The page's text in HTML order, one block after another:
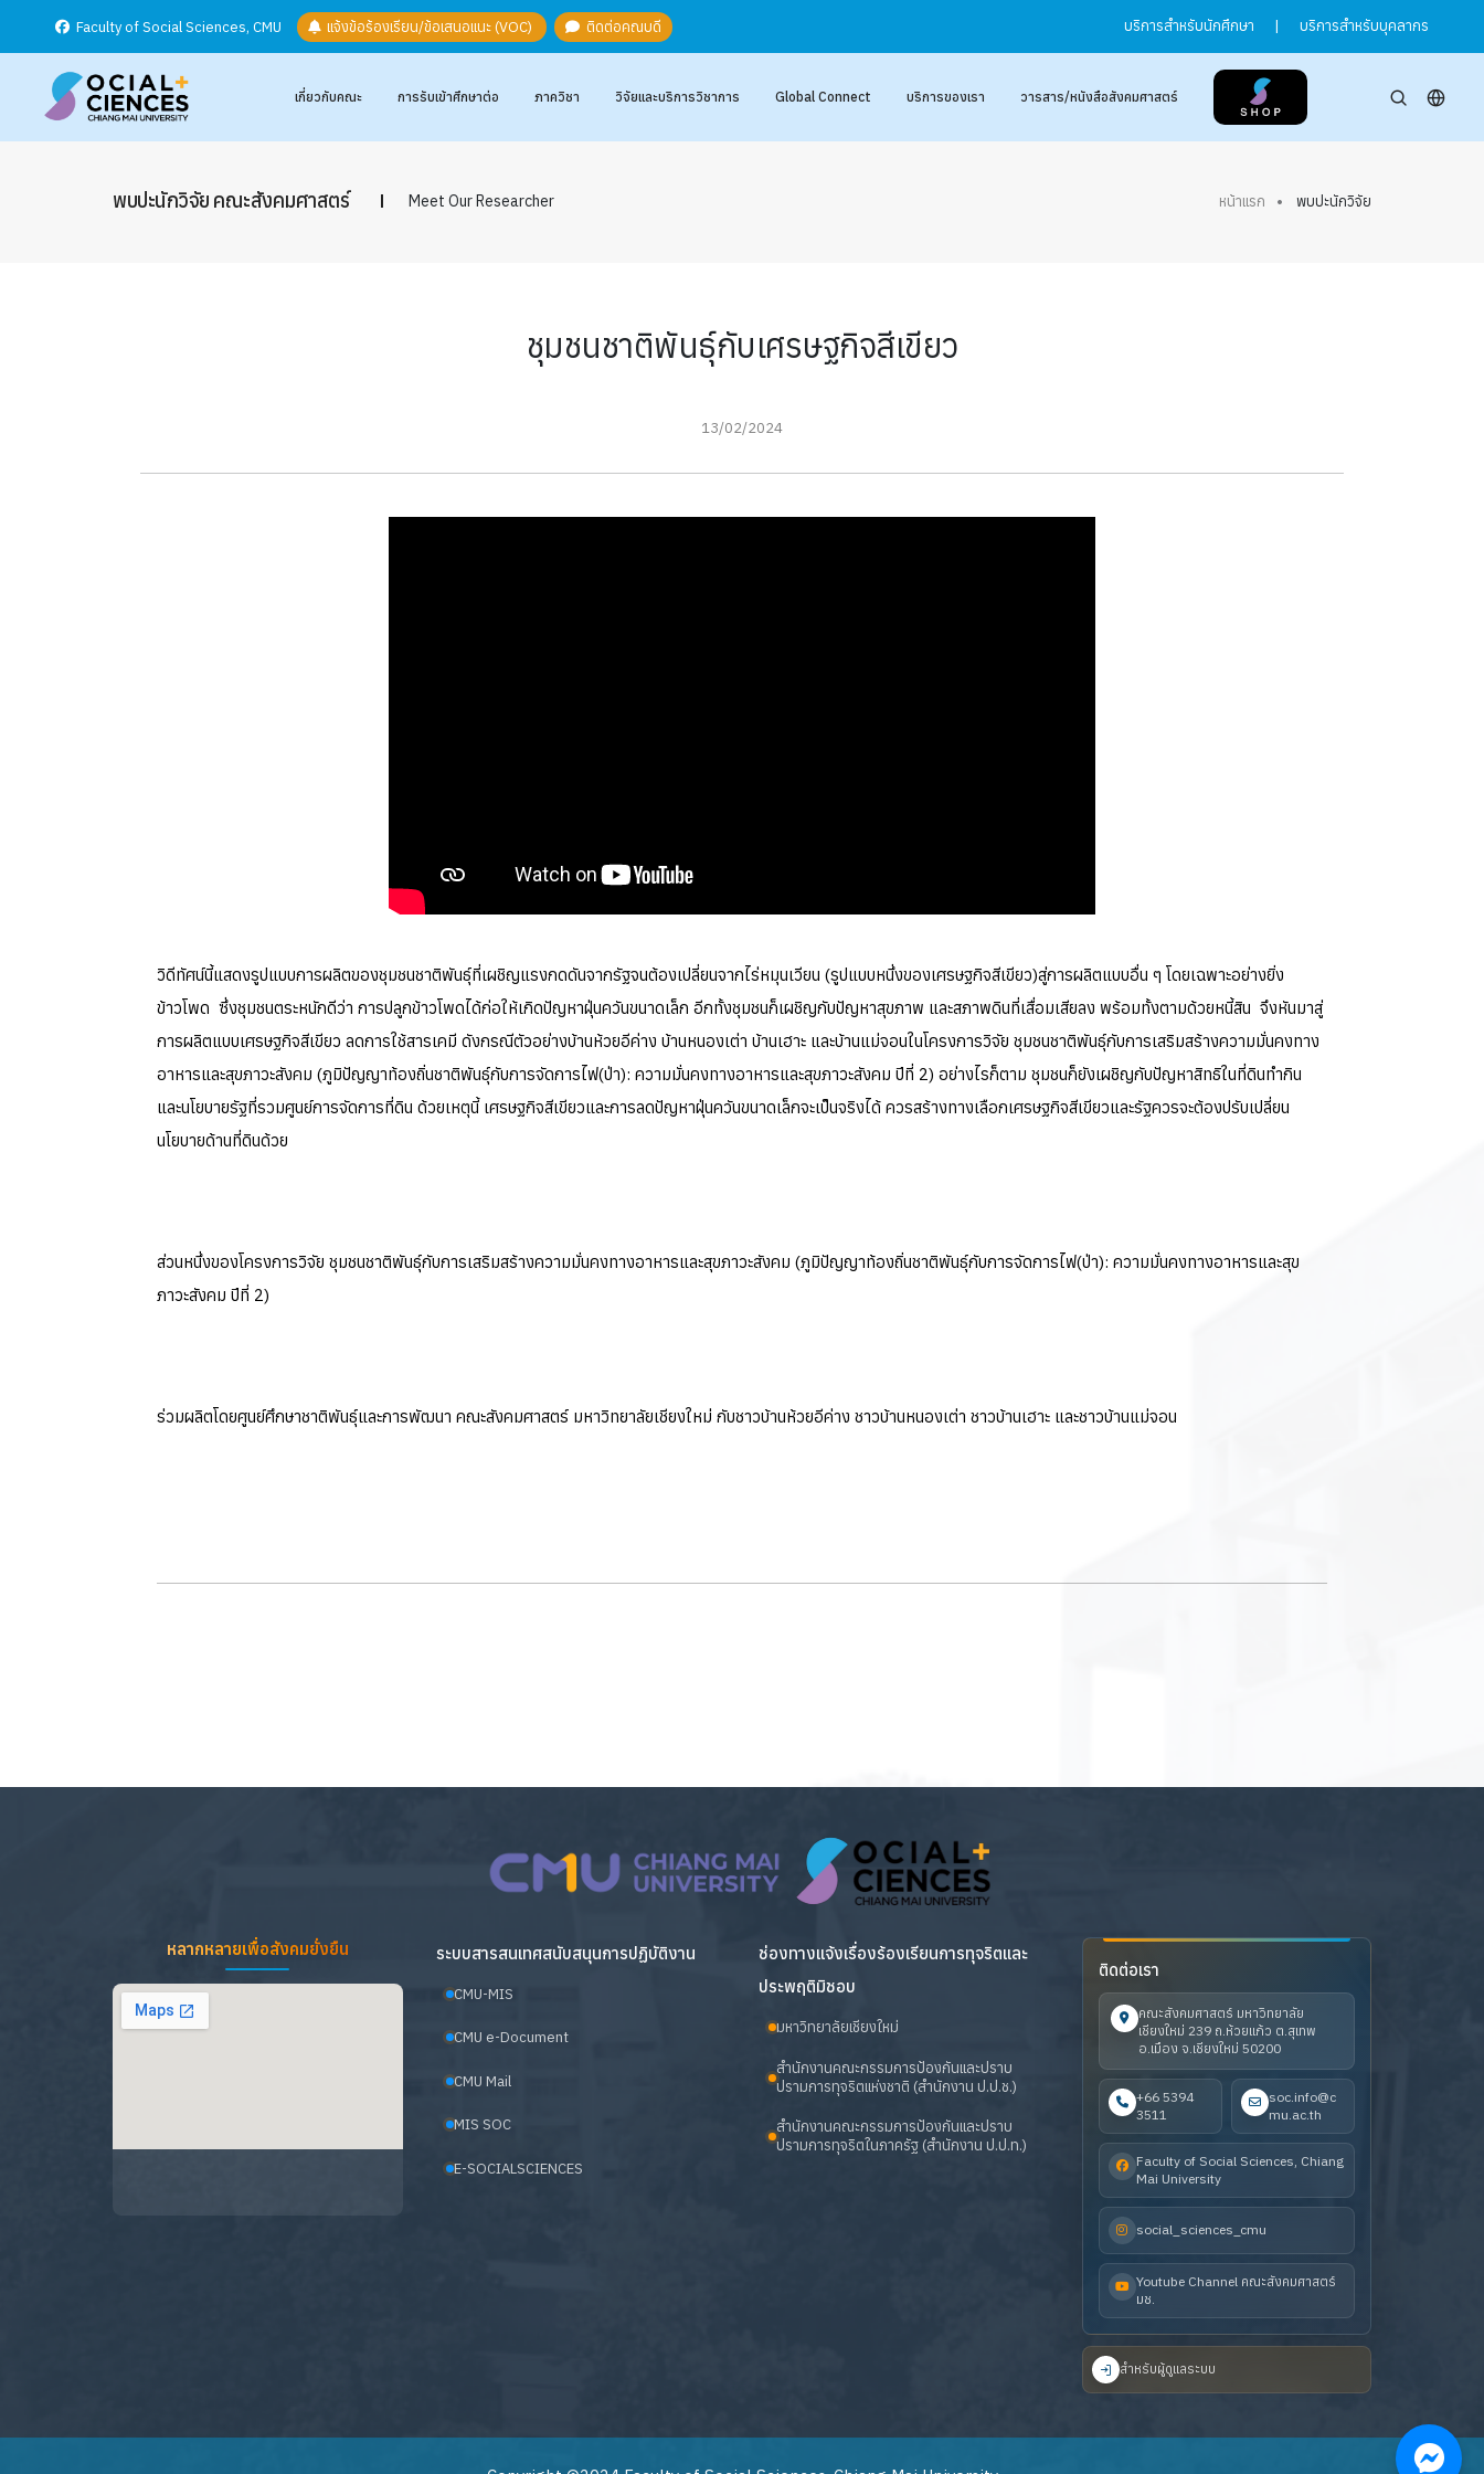
Faculty of Social Sciences, CMU แจ้งข้อร้องเรียน/ข้อเสนอแนะ (VOC) ติดต่อคณบดี บริการสำหรับนักศึกษา | บริการสำหรับบุคลากร
เกี่ยวกับคณะ การรับเข้าศึกษาต่อ ภาควิชา วิจัยและบริการวิชาการ Global Connect บริการของเรา วารสาร/หนังสือสังคมศาสตร์
พบปะนักวิจัย คณะสังคมศาสตร์ Meet Our Researcher หน้าแรก พบปะนักวิจัย
ชุมชนชาติพันธุ์กับเศรษฐกิจสีเขียว
13/02/2024
วิดีทัศน์นี้แสดงรูปแบบการผลิตของชุมชนชาติพันธุ์ที่เผชิญแรงกดดันจากรัฐจนต้องเปลี่ยนจากไร่หมุนเวียน (รูปแบบหนึ่งของเศรษฐกิจสีเขียว)สู่การผลิตแบบอื่น ๆ โดยเฉพาะอย่างยิ่ง
ข้าวโพด ซึ่งชุมชนตระหนักดีว่า การปลูกข้าวโพดได้ก่อให้เกิดปัญหาฝุ่นควันขนาดเล็ก อีกทั้งชุมชนก็เผชิญกับปัญหาสุขภาพ และสภาพดินที่เสื่อมเสียลง พร้อมทั้งตามด้วยหนี้สิน จึงหันมาสู่
การผลิตแบบเศรษฐกิจสีเขียว ลดการใช้สารเคมี ดังกรณีตัวอย่างบ้านห้วยอีค่าง บ้านหนองเต่า บ้านเฮาะ และบ้านแม่จอนในโครงการวิจัย ชุมชนชาติพันธุ์กับการเสริมสร้างความมั่นคงทาง
อาหารและสุขภาวะสังคม (ภูมิปัญญาท้องถิ่นชาติพันธุ์กับการจัดการไฟ(ป่า): ความมั่นคงทางอาหารและสุขภาวะสังคม ปีที่ 2) อย่างไรก็ตาม ชุมชนก็ยังเผชิญกับปัญหาสิทธิในที่ดินทำกิน
และนโยบายรัฐที่รวมศูนย์การจัดการที่ดิน ด้วยเหตุนี้ เศรษฐกิจสีเขียวและการลดปัญหาฝุ่นควันขนาดเล็กจะเป็นจริงได้ ควรสร้างทางเลือกเศรษฐกิจสีเขียวและรัฐควรจะต้องปรับเปลี่ยน
นโยบายด้านที่ดินด้วย
ส่วนหนึ่งของโครงการวิจัย ชุมชนชาติพันธุ์กับการเสริมสร้างความมั่นคงทางอาหารและสุขภาวะสังคม (ภูมิปัญญาท้องถิ่นชาติพันธุ์กับการจัดการไฟ(ป่า): ความมั่นคงทางอาหารและสุข
ภาวะสังคม ปีที่ 2)
ร่วมผลิตโดยศูนย์ศึกษาชาติพันธุ์และการพัฒนา คณะสังคมศาสตร์ มหาวิทยาลัยเชียงใหม่ กับชาวบ้านห้วยอีค่าง ชาวบ้านหนองเต่า ชาวบ้านเฮาะ และชาวบ้านแม่จอน
หลากหลายเพื่อสังคมยั่งยืน ระบบสารสนเทศสนับสนุนการปฏิบัติงาน
CMU-MIS
CMU e-Document
CMU Mail
MIS SOC
E-SOCIALSCIENCES
ช่องทางแจ้งเรื่องร้องเรียนการทุจริตและ
ประพฤติมิชอบ
มหาวิทยาลัยเชียงใหม่
สำนักงานคณะกรรมการป้องกันและปราบ
ปรามการทุจริตแห่งชาติ (สำนักงาน ป.ป.ช.)
สำนักงานคณะกรรมการป้องกันและปราบ
ปรามการทุจริตในภาครัฐ (สำนักงาน ป.ป.ท.)
ติดต่อเรา
คณะสังคมศาสตร์ มหาวิทยาลัย
เชียงใหม่ 239 ถ.ห้วยแก้ว ต.สุเทพ
อ.เมือง จ.เชียงใหม่ 50200
+66 5394
3511
soc.info@c
mu.ac.th
Faculty of Social Sciences, Chiang
Mai University
social_sciences_cmu
Youtube Channel คณะสังคมศาสตร์
มช.
สำหรับผู้ดูแลระบบ